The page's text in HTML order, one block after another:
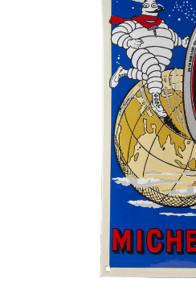
Politique de confidentialité
Une histoire de plaques